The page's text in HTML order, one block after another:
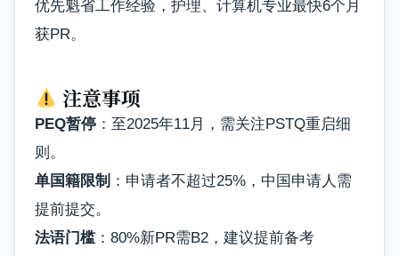
优先魁省工作经验，护理、计算机专业最快6个月
获PR。
注意事项
PEQ暂停 ：至2025年11月，需关注PSTQ重启细
则。
单国籍限制 ：申请者不超过25%，中国申请人需
提前提交。
法语门槛：80%新PR需B2，建议提前备考